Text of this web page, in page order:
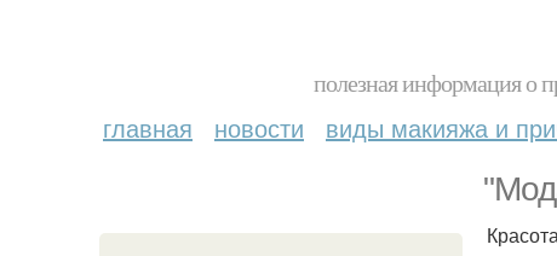
полезная информация о
главная новости виды макияжа и